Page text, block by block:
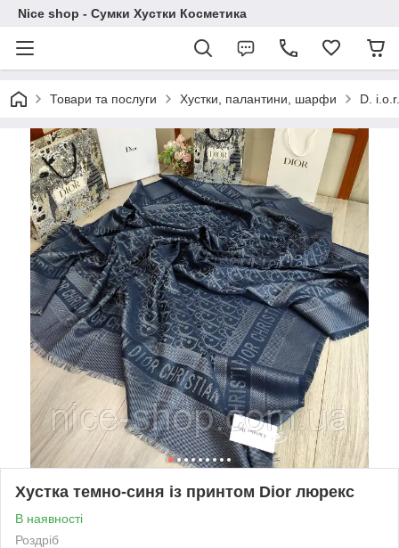
Nice shop - Сумки Хустки Косметика
Товари та послуги Хустки, палантини, шарфи D. i.o.r.
Хустка темно-синя із принтом Dior люрекс
В наявності
Роздріб